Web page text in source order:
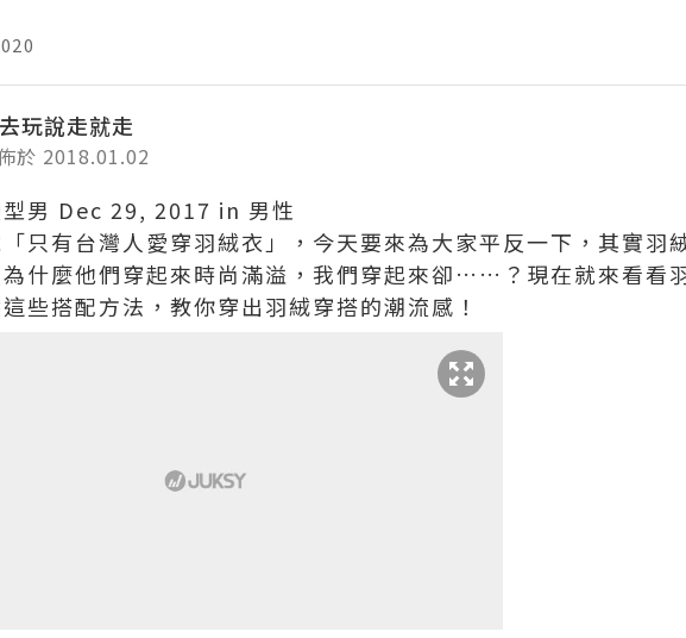
玩說走就走
於 2018.01.02
男 Dec 29, 2017 in 男性
只有台灣人愛穿羽絨衣」，今天要來為大家平反一下，其實羽
什麼他們穿起來時尚滿溢，我們穿起來卻……？現在就來看看
些搭配方法，教你穿出羽絨穿搭的潮流感！